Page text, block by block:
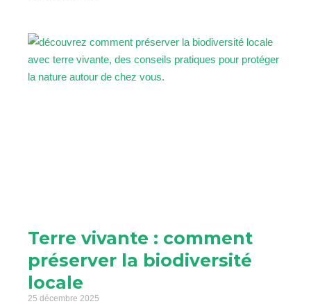
Terre vivante : comment
préserver la biodiversité
locale
25 décembre 2025